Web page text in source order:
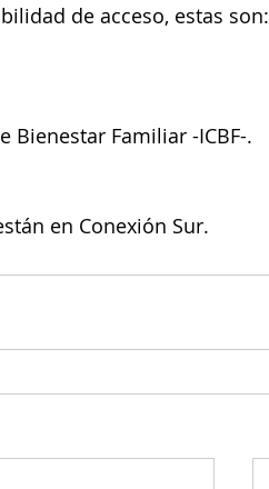
de acceso, estas son:
Bienestar Familiar -ICBF-.
en Conexión Sur.